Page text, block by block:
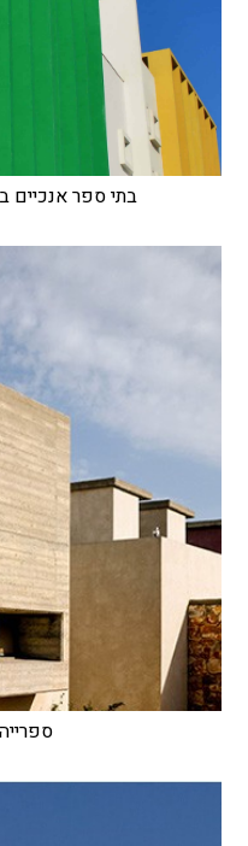
בתי ספר אנכיים